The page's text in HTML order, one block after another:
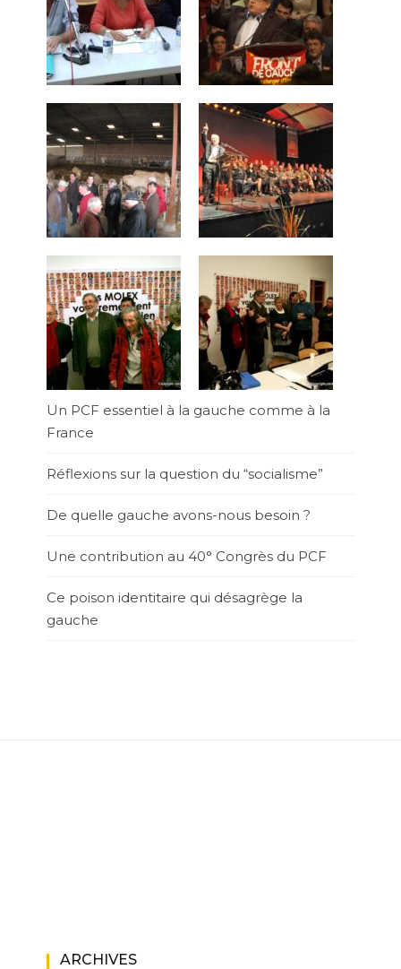
Un PCF essentiel à la gauche comme à la
France
Réflexions sur la question du “socialisme”
De quelle gauche avons-nous besoin ?
Une contribution au 40° Congrès du PCF
Ce poison identitaire qui désagrège la
gauche
ARCHIVES